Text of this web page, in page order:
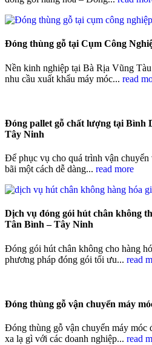
Đóng thùng gỗ tại Cụm Công
Nền kinh nghiệp tại Bà Rịa Vũng
nhu cầu xuất khẩu máy móc... read
Đóng pallet gỗ chất lượng tại Bình
Tây Ninh
Để phục vụ cho quá trình vận
bãi một cách dễ dàng... read more
Dịch vụ đóng gói hút chân không
Tân Bình – Tây Ninh
Đóng gói hút chân không cho hàng
phương pháp đóng gói tối ưu... read
Đóng thùng gỗ vận chuyển máy
Đóng thùng gỗ vận chuyển máy móc
xa lạ gì với các doanh nghiệp... read